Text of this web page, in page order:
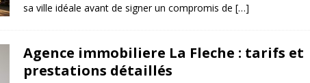
sa ville idéale avant de signer un compromis de […]
Agence immobiliere La Fleche : tarifs et
prestations détaillés